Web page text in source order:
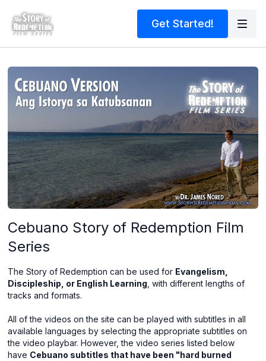
Get Started!
Cebuano Story of Redemption Film
Series
The Story of Redemption can be used for Evangelism,
Discipleship, or English Learning , with different lengths of
tracks and formats.
All of the videos on the site can be played with subtitles in all
available languages by selecting the appropriate subtitles on
the video playbar. However, the video series listed below
have Cebuano subtitles that have been "hard burned